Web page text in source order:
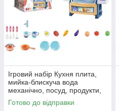
Ігровий набір Кухня плита,
мийка-блискуча вода
механічно, посуд, продукти,
музика,світло,батарейки,
коробка
Готово до відправки